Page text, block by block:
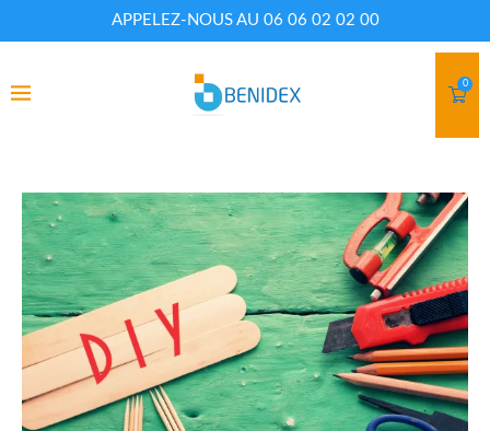
APPELEZ-NOUS AU 06 06 02 02 00
0